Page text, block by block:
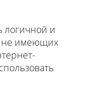
логичной и
не имеющих